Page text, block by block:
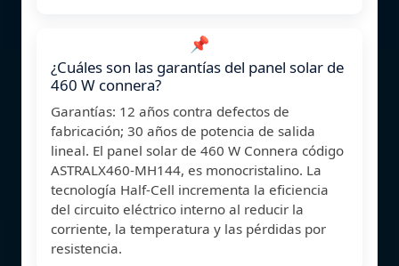
📌
¿Cuáles son las garantías del panel solar de
460 W connera?
Garantías: 12 años contra defectos de
fabricación; 30 años de potencia de salida
lineal. El panel solar de 460 W Connera código
ASTRALX460-MH144, es monocristalino. La
tecnología Half-Cell incrementa la eficiencia
del circuito eléctrico interno al reducir la
corriente, la temperatura y las pérdidas por
resistencia.